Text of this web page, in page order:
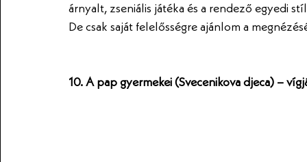
árnyalt, zseniális játéka és a rendező egyedi
De csak saját felelősségre ajánlom a
10. A pap gyermekei (Svecenikova djeca) –